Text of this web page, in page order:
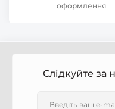
оформлення
Слідкуйте за